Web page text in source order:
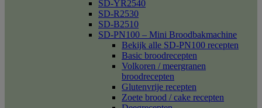
SD-YR2540
SD-R2530
SD-B2510
SD-PN100 – Mini Broodbakmachine
Bekijk alle SD-PN100 recepten
Basic broodrecepten
Volkoren / meergranen
broodrecepten
Glutenvrije recepten
Zoete brood / cake recepten